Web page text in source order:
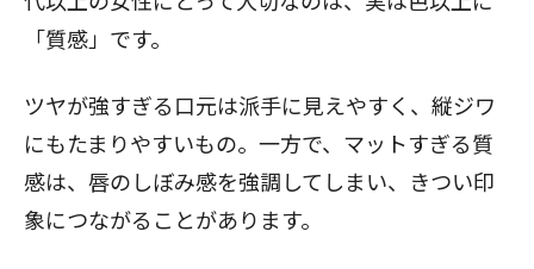
「質感」です。
ツヤが強すぎる口元は派手に見えやすく、縦ジワ
にもたまりやすいもの。一方で、マットすぎる質
感は、唇のしぼみ感を強調してしまい、きつい印
象につながることがあります。